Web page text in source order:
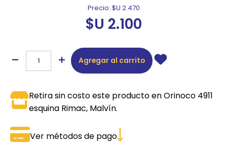
Precio: $U 2.470
$U 2.100
Agregar al carrito
Retira sin costo este producto en Orinoco 4911
esquina Rimac, Malvín.
Ver métodos de pago